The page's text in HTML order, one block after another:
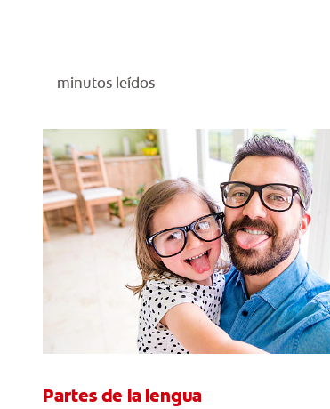
minutos leídos
Partes de la lengua